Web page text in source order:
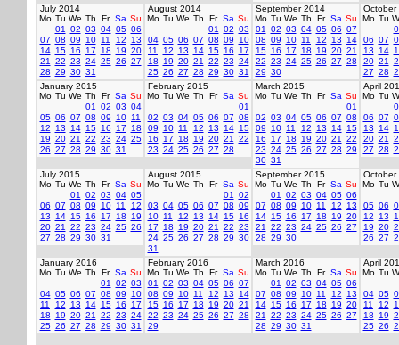
July 2014
Mo Tu We Th Fr Sa Su
01
02 03 04 05 06
07 08 09 10 11 12
13
14 15 16 17 18 19 20
21
22 23 24 25 26 27
28 29 30 31
August 2014
Mo Tu We Th Fr Sa Su
01
02 03
04 05 06 07 08 09
10
11
12 13 14 15 16
17
18
19 20 21 22 23 24
25 26 27 28 29 30 31
September 2014
Mo Tu We Th Fr Sa Su
01
02 03 04 05 06 07
08 09 10 11 12 13
14
15 16 17 18 19 20 21
22 23 24 25 26 27 28
29 30
October
Mo Tu
06 07
13
14
20 21
27 28
January 2015
Mo Tu We Th Fr Sa Su
01
02 03 04
05 06 07 08 09 10 11
12
13 14 15 16 17
18
19 20 21 22 23 24 25
26 27 28 29 30 31
February 2015
Mo Tu We Th Fr Sa Su
01
02 03 04 05 06 07 08
09
10 11 12 13 14 15
16
17 18 19 20 21
22
23 24 25 26 27 28
March 2015
Mo Tu We Th Fr Sa Su
01
02 03 04 05 06 07 08
09
10 11 12 13 14 15
16
17 18 19 20 21
22
23 24 25 26 27 28 29
30 31
April
Mo Tu
06 07
13
14
20 21
27 28
July 2015
Mo Tu We Th Fr Sa Su
01
02 03 04 05
06 07 08 09 10 11
12
13
14 15 16 17 18
19
20 21 22 23 24 25 26
27 28 29 30 31
August 2015
Mo Tu We Th Fr Sa Su
01
02
03 04 05 06 07 08 09
10 11 12 13 14 15 16
17
18 19 20 21 22 23
24 25 26 27 28 29 30
31
September 2015
Mo Tu We Th Fr Sa Su
01
02 03 04 05 06
07 08 09 10 11 12
13
14 15 16 17 18 19 20
21
22 23 24 25 26 27
28 29 30
October
Mo Tu
05 06
12
13
19 20
26 27
January 2016
Mo Tu We Th Fr Sa Su
01
02 03
04 05 06 07 08 09
10
11
12 13 14 15 16
17
18
19 20 21 22 23 24
25 26 27 28 29 30 31
February 2016
Mo Tu We Th Fr Sa Su
01
02 03 04 05 06 07
08 09 10 11 12 13
14
15 16 17 18 19 20 21
22 23 24 25 26 27 28
29
March 2016
Mo Tu We Th Fr Sa Su
01
02 03 04 05 06
07 08 09 10 11 12
13
14 15 16 17 18 19 20
21
22 23 24 25 26 27
28 29 30 31
April
Mo Tu
04 05
11
12
18
19
25 26